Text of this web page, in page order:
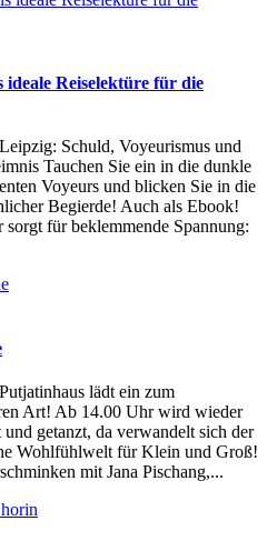
Reiselektüre für die
Schuld, Voyeurismus und
Tauchen Sie ein in die dunkle
Voyeurs und blicken Sie in die
Begierde! Auch als Ebook!
für beklemmende Spannung:
lädt ein zum
Art! Ab 14.00 Uhr wird wieder
und getanzt, da verwandelt sich der
Wohlfühlwelt für Klein und Groß!
mit Jana Pischang,...